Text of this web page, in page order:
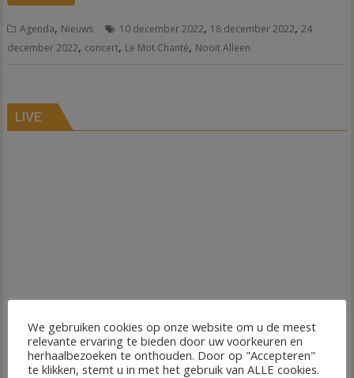
Agenda, Nieuws 10 december 2022, 18 december 2022,24
december 2022, concert, Le Mot Chanté, Nooit Alleen
LIVE
We gebruiken cookies op onze website om u de meest
relevante ervaring te bieden door uw voorkeuren en
herhaalbezoeken te onthouden. Door op "Accepteren"
te klikken, stemt u in met het gebruik van ALLE cookies.